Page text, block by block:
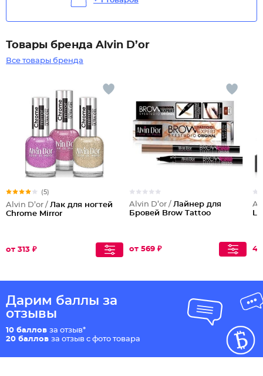
Товары бренда Alvin D’or
Все товары бренда
(5)
Alvin D’or / Лак для ногтей
Chrome Mirror
от 313 ₽
Alvin D’or / Лайнер для
Бровей Brow Tattoo
от 569 ₽
Дарим баллы за
отзывы
10 баллов за отзыв*
20 баллов за отзыв с фото товара